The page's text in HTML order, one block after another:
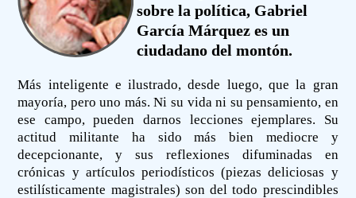
sobre la política, Gabriel
García Márquez es un
ciudadano del montón.
Más inteligente e ilustrado, desde luego, que la gran
mayoría, pero uno más. Ni su vida ni su pensamiento, en
ese campo, pueden darnos lecciones ejemplares. Su
actitud militante ha sido más bien mediocre y
decepcionante, y sus reflexiones difuminadas en
crónicas y artículos periodísticos (piezas deliciosas y
estilísticamente magistrales) son del todo prescindibles